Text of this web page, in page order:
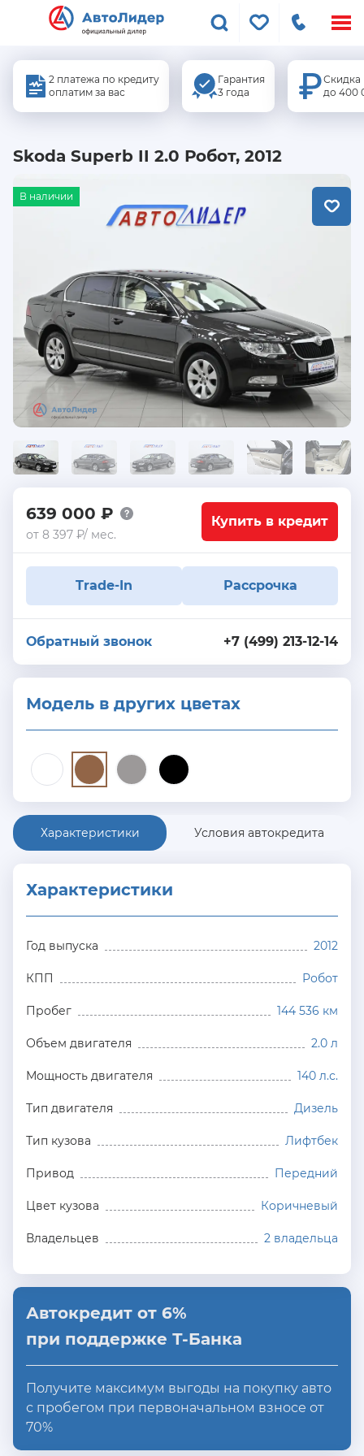
2 платежа по кредиту
оплатим за вас
Гарантия
3 года
Скидка
до 400
Skoda Superb II 2.0 Робот, 2012
В наличии
639 000 ₽
от 8 397 ₽/ мес.
Купить в кредит
Trade-In Рассрочка
+7 (499) 213-12-14
Обратный звонок
Модель в других цветах
Характеристики Условия автокредита
Характеристики
Год выпуска 2012
КПП Робот
Пробег 144 536 км
Объем двигателя 2.0 л
Мощность двигателя 140 л.с.
Тип двигателя Дизель
Тип кузова Лифтбек
Привод Передний
Цвет кузова Коричневый
Владельцев 2 владельца
Автокредит от 6%
при поддержке Т-Банка
Получите максимум выгоды на покупку авто
с пробегом при первоначальном взносе от
70%